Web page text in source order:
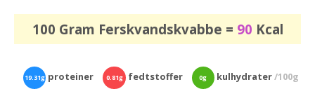
100 Gram Ferskvandskvabbe = 90 Kcal
19.31g proteiner 0.81g fedtstoffer 0g kulhydrater/100g